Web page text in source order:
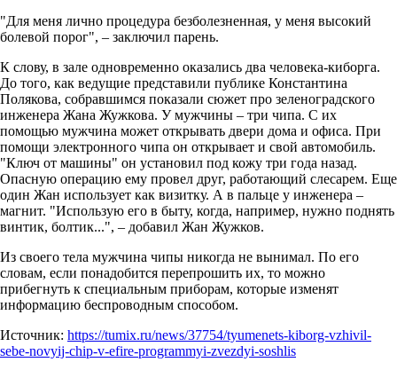
"Для меня лично процедура безболезненная, у меня высокий
болевой порог", – заключил парень.
К слову, в зале одновременно оказались два человека-киборга.
До того, как ведущие представили публике Константина
Полякова, собравшимся показали сюжет про зеленоградского
инженера Жана Жужкова. У мужчины – три чипа. С их
помощью мужчина может открывать двери дома и офиса. При
помощи электронного чипа он открывает и свой автомобиль.
"Ключ от машины" он установил под кожу три года назад.
Опасную операцию ему провел друг, работающий слесарем. Еще
один Жан использует как визитку. А в пальце у инженера –
магнит. "Использую его в быту, когда, например, нужно поднять
винтик, болтик...", – добавил Жан Жужков.
Из своего тела мужчина чипы никогда не вынимал. По его
словам, если понадобится перепрошить их, то можно
прибегнуть к специальным приборам, которые изменят
информацию беспроводным способом.
Источник: https://tumix.ru/news/37754/tyumenets-kiborg-vzhivil-
sebe-novyij-chip-v-efire-programmyi-zvezdyi-soshlis